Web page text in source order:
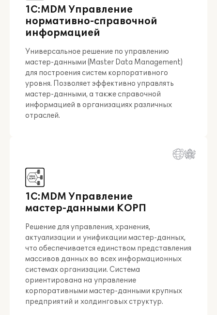
1С:MDM Управление
нормативно-справочной
информацией
Универсальное решение по управлению
мастер-данными (Master Data Management)
для построения систем корпоративного
уровня. Позволяет эффективно управлять
мастер-данными, а также справочной
информацией в организациях различных
отраслей.
1С:MDM Управление
мастер-данными КОРП
Решение для управления, хранения,
актуализации и унификации мастер-данных,
что обеспечивается единством представления
массивов данных во всех информационных
системах организации. Система
ориентирована на управление
корпоративными мастер-данными крупных
предприятий и холдинговых структур.